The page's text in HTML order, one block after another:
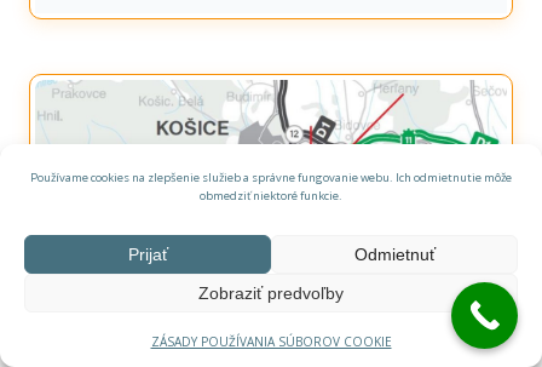
Používame cookies na zlepšenie služieb a správne fungovanie webu. Ich odmietnutie môže
obmedziť niektoré funkcie.
Prijať
Odmietnuť
Zobraziť predvoľby
ZÁSADY POUŽÍVANIA SÚBOROV COOKIE
Predaj investičný pozemok 2000 m2 parcela C